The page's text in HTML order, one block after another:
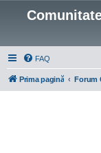
FAQ
Prima pagină Forum